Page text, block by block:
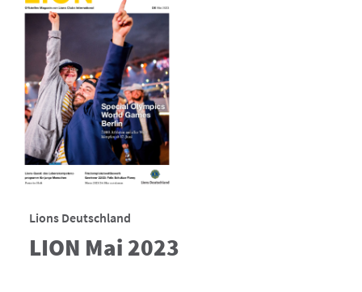
Lions Deutschland
LION Mai 2023